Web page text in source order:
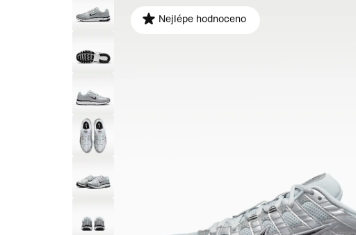
Nejlépe hodnoceno